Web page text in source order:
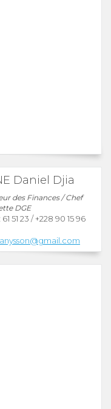
Daniel Djia
des Finances / Chef
DGE
51 23 /+228 90 15 96